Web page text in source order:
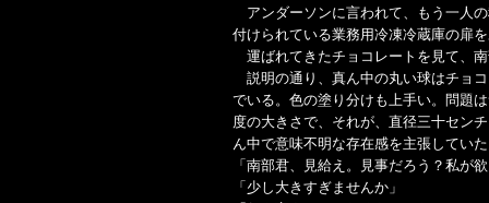
アンダーソンに言われて、もう一人
付けられている業務用冷凍冷蔵庫の扉
運ばれてきたチョコレートを見て、
説明の通り、真ん中の丸い球はチョ
でいる。色の塗り分けも上手い。問題
度の大きさで、それが、直径三十セン
ん中で意味不明な存在感を主張してい
「南部君、見給え。見事だろう？私が
「少し大きすぎませんか」